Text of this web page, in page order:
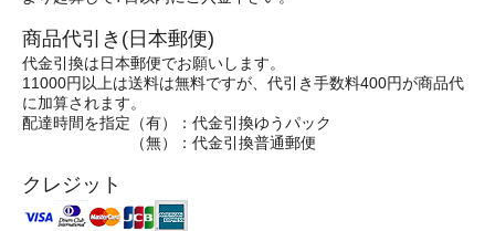
商品代引き(日本郵便)
代金引換は日本郵便でお願いします。
11000円以上は送料は無料ですが、代引き手数料400円が商品代
に加算されます。
配達時間を指定（有）：代金引換ゆうパック
（無）：代金引換普通郵便
クレジット